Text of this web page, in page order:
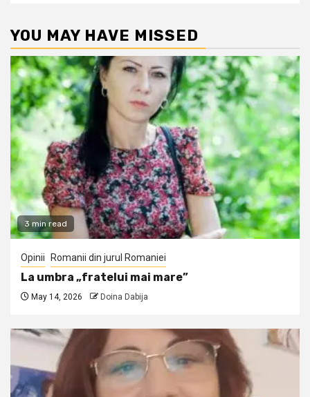
YOU MAY HAVE MISSED
3 min read
Opinii Romanii din jurul Romaniei
La umbra „fratelui mai mare”
May 14, 2026 Doina Dabija